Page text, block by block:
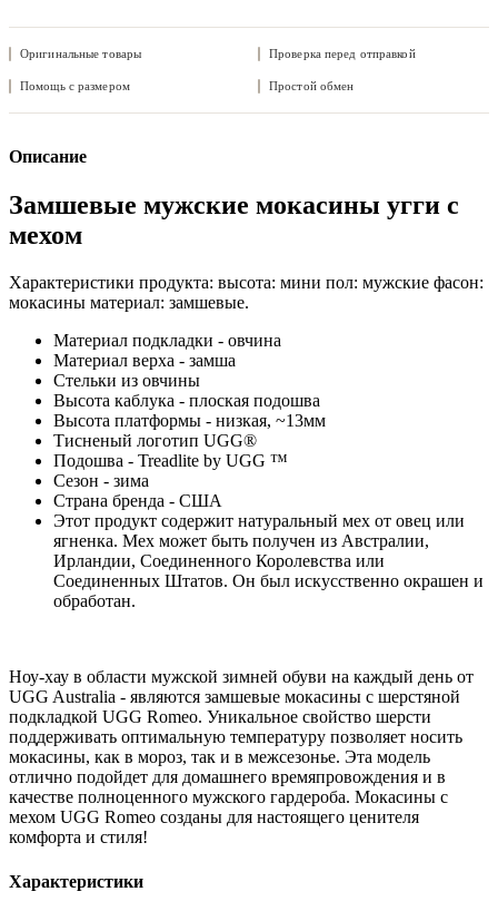
Оригинальные товары Проверка перед отправкой
Помощь с размером Простой обмен
Описание
Замшевые мужские мокасины угги с
мехом
Характеристики продукта: высота: мини пол: мужские фасон:
мокасины материал: замшевые.
Материал подкладки - овчина
Материал верха - замша
Стельки из овчины
Высота каблука - плоская подошва
Высота платформы - низкая, ~13мм
Тисненый логотип UGG®
Подошва - Treadlite by UGG ™
Сезон - зима
Страна бренда - США
Этот продукт содержит натуральный мех от овец или
ягненка. Мех может быть получен из Австралии,
Ирландии, Соединенного Королевства или
Соединенных Штатов. Он был искусственно окрашен и
обработан.
Ноу-хау в области мужской зимней обуви на каждый день от
UGG Australia - являются замшевые мокасины с шерстяной
подкладкой UGG Romeo. Уникальное свойство шерсти
поддерживать оптимальную температуру позволяет носить
мокасины, как в мороз, так и в межсезонье. Эта модель
отлично подойдет для домашнего времяпровождения и в
качестве полноценного мужского гардероба. Мокасины с
мехом UGG Romeo созданы для настоящего ценителя
комфорта и стиля!
Характеристики